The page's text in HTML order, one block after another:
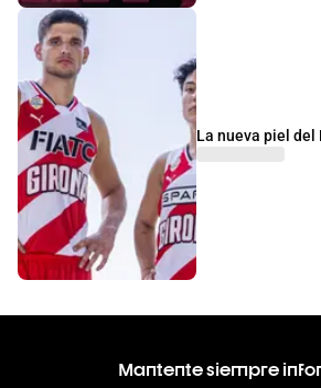
La nueva piel del
Mantente siempre